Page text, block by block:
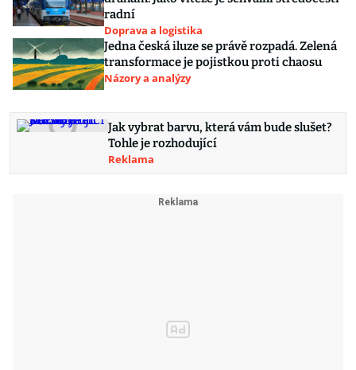
radní
Doprava a logistika
Jedna česká iluze se právě rozpadá. Zelená
transformace je pojistkou proti chaosu
Názory a analýzy
Jak vybrat barvu, která vám bude slušet?
Tohle je rozhodující
Reklama